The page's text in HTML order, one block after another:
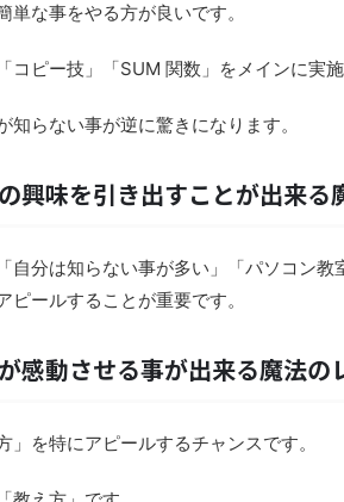
な事をやる方が良いです。
コピー技」「SUM 関数」をメインに実施
知らない事が逆に驚きになります。
味を引き出すことが出来る
自分は知らない事が多い」「パソコン教
ールすることが重要です。
動させる事が出来る魔法の
」を特にアピールするチャンスです。